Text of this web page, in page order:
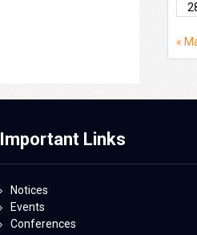
«
Important Links
Notices
Events
Conferences